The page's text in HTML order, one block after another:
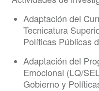
Adaptación del
Tecnicatura
Políticas Públicas
Adaptación del
Emocional (LQ/
Gobierno y